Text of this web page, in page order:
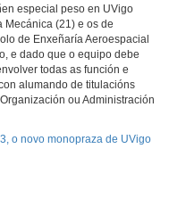
especial peso en UVigo
Mecánica (21) e os de
de Enxeñaría Aeroespacial
e dado que o equipo debe
todas as función e
alumando de titulacións
ou Administración
o novo monopraza de UVigo